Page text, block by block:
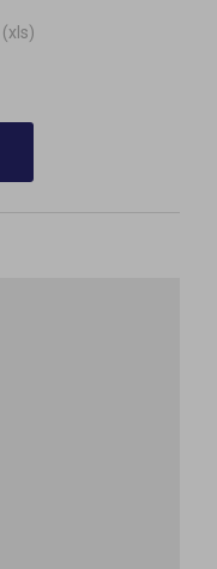
(xls)